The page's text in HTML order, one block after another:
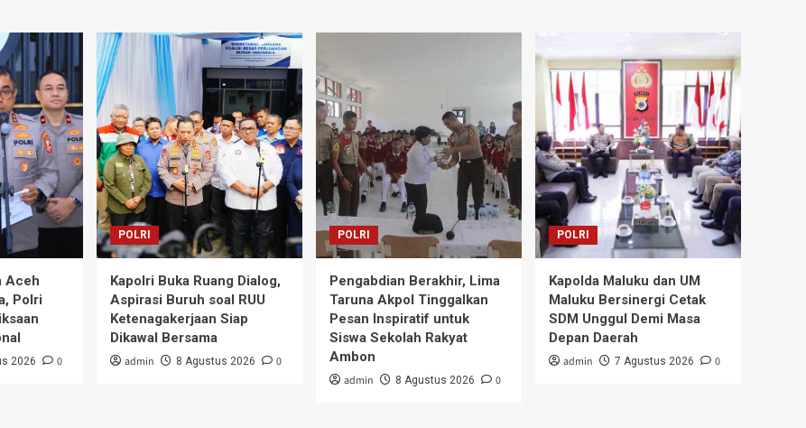
Aceh
Polri
2026 0
POLRI
Kapolri Buka Ruang Dialog,
Aspirasi Buruh soal RUU
Ketenagakerjaan Siap
Dikawal Bersama
admin 8 Agustus 2026 0
POLRI
Pengabdian Berakhir, Lima
Taruna Akpol Tinggalkan
Pesan Inspiratif untuk
Siswa Sekolah Rakyat
Ambon
admin 8 Agustus 2026 0
POLRI
Kapolda Maluku dan UM
Maluku Bersinergi Cetak
SDM Unggul Demi Masa
Depan Daerah
admin 7 Agustus 2026 0